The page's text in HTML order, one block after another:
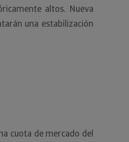
altos. Nueva
una estabilización
cuota de mercado del